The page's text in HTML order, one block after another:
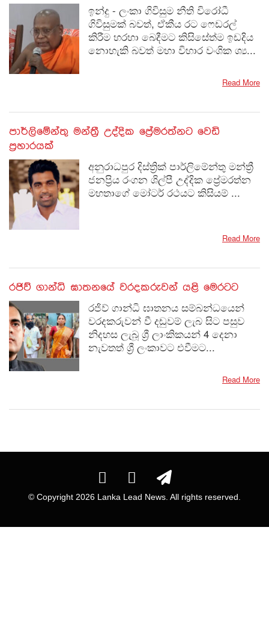
ඉන්දු - ලංකා ගිවිසුම නීති විරෝධී
ගිවිසුමක් බවත්, ඒකීය රට ෆෙඩරල්
කිරීම හරහා බෙදීමට කිසිසේත්ම ඉඩදිය
නොහැකි බවත් මහා විහාර වංශික ශ්‍ය...
Read More
පාර්ලිමේන්තු මන්ත්‍රී උද්දික ප්‍රේමරත්නට වෙඩි
ප්‍රහාරයක්
අනුරාධපුර දිස්ත්‍රික් පාර්ලිමේන්තු මන්ත්‍රී
ජනප්‍රිය රංගන ශිල්පී උද්දික ප්‍රේමරත්න
මහතාගේ මෝටර් රථයට කිසියම් ...
Read More
රජිව් ගාන්ධි ඝාතනයේ වරදකරුවන් යළි මෙරටට
රජිව් ගාන්ධි ඝාතනය සම්බන්ධයෙන්
වරදකරුවන් වී දඬුවම් ලැබ සිට පසුව
නිදහස ලැබූ ශ්‍රී ලාංකිකයන් 4 දෙනා
නැවතත් ශ්‍රී ලංකාවට එවීමට...
Read More
© Copyright 2026 Lanka Lead News. All rights reserved.